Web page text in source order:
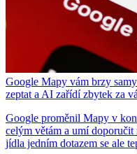
Google Mapy vám brzy
zeptat a AI zařídí zbytek za
Google proměnil Mapy v
celým větám a umí doporučit
jídla jedním dotazem se ale